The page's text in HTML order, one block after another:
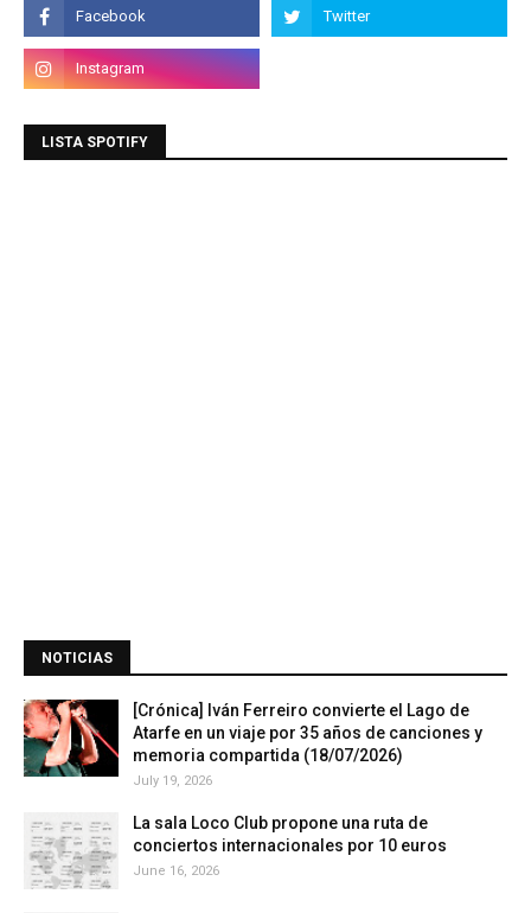
LISTA SPOTIFY
NOTICIAS
[Crónica] Iván Ferreiro convierte el Lago de
Atarfe en un viaje por 35 años de canciones y
memoria compartida (18/07/2026)
July 19, 2026
La sala Loco Club propone una ruta de
conciertos internacionales por 10 euros
June 16, 2026